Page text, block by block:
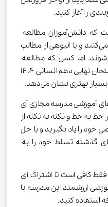
یکی از اشتباهات رایج این است که دانش‌آموزان مطالعه
جدی را به روزهای آخر موکول می‌کنند و با انبوهی از مطالب
حفظی و مفهومی روبه‌رو می‌شوند. اما کسی که مطالعه
بهتری نشان می‌دهد.
آموزشی مدرسه مجازی آی
خط به خط و نکته به نکته از
را یاد بگیرید و با حل
سوالات امتحانی سال‌های گذشته تسلط خود را به
کافی است تا اشتراک آی
ارزشمند این مدرسه با